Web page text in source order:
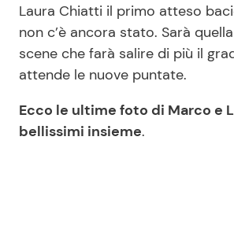
Laura Chiatti il primo atteso
non c’è ancora stato. Sarà
scene che farà salire di più il
attende le nuove puntate.
Ecco le ultime foto di Marco e
bellissimi insieme.